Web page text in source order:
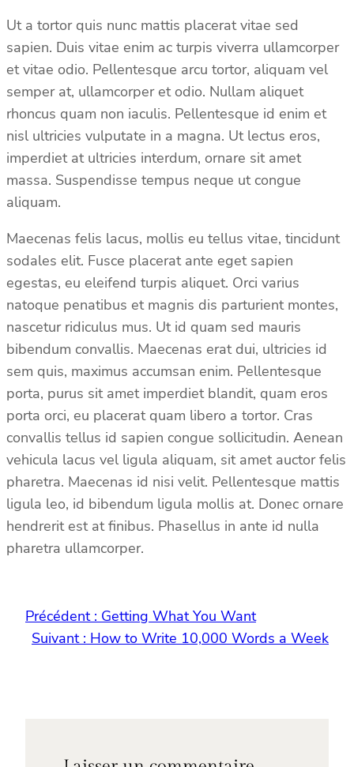
Ut a tortor quis nunc mattis placerat vitae sed
sapien. Duis vitae enim ac turpis viverra ullamcorper
et vitae odio. Pellentesque arcu tortor, aliquam vel
semper at, ullamcorper et odio. Nullam aliquet
rhoncus quam non iaculis. Pellentesque id enim et
nisl ultricies vulputate in a magna. Ut lectus eros,
imperdiet at ultricies interdum, ornare sit amet
massa. Suspendisse tempus neque ut congue
aliquam.
Maecenas felis lacus, mollis eu tellus vitae, tincidunt
sodales elit. Fusce placerat ante eget sapien
egestas, eu eleifend turpis aliquet. Orci varius
natoque penatibus et magnis dis parturient montes,
nascetur ridiculus mus. Ut id quam sed mauris
bibendum convallis. Maecenas erat dui, ultricies id
sem quis, maximus accumsan enim. Pellentesque
porta, purus sit amet imperdiet blandit, quam eros
porta orci, eu placerat quam libero a tortor. Cras
convallis tellus id sapien congue sollicitudin. Aenean
vehicula lacus vel ligula aliquam, sit amet auctor felis
pharetra. Maecenas id nisi velit. Pellentesque mattis
ligula leo, id bibendum ligula mollis at. Donec ornare
hendrerit est at finibus. Phasellus in ante id nulla
pharetra ullamcorper.
Précédent : Getting What You Want
Suivant : How to Write 10,000 Words a Week